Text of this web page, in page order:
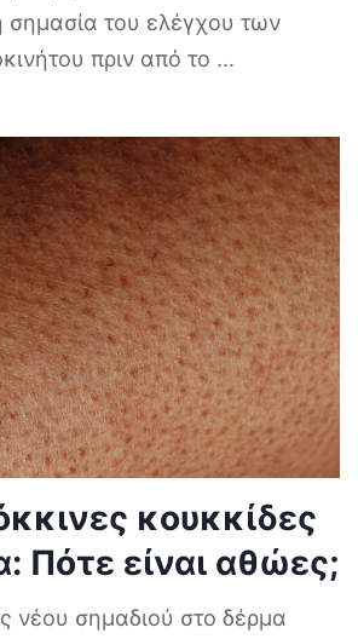
σημασία του ελέγχου των
πριν από το ...
κουκκίδες
Πότε είναι αθώες;
νέου σημαδιού στο δέρμα